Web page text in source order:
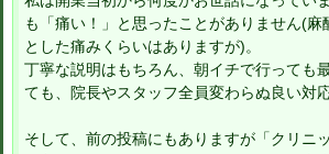
も「痛い！」と思ったことがありません(麻
とした痛みくらいはありますが)。
丁寧な説明はもちろん、朝イチで行っても
ても、院長やスタッフ全員変わらぬ良い対
そして、前の投稿にもありますが「クリニ